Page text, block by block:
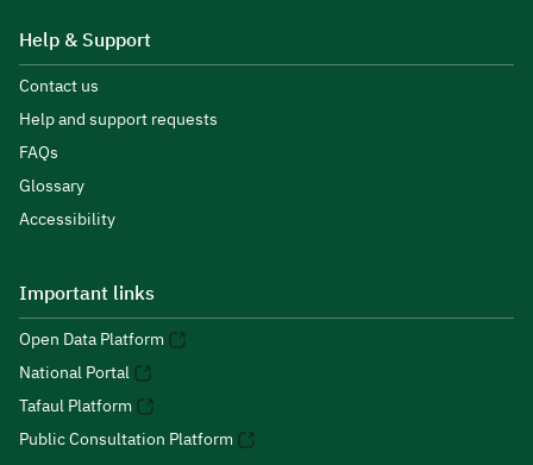
Help & Support
Contact us
Help and support requests
FAQs
Glossary
Accessibility
Important links
Open Data Platform
National Portal
Tafaul Platform
Public Consultation Platform